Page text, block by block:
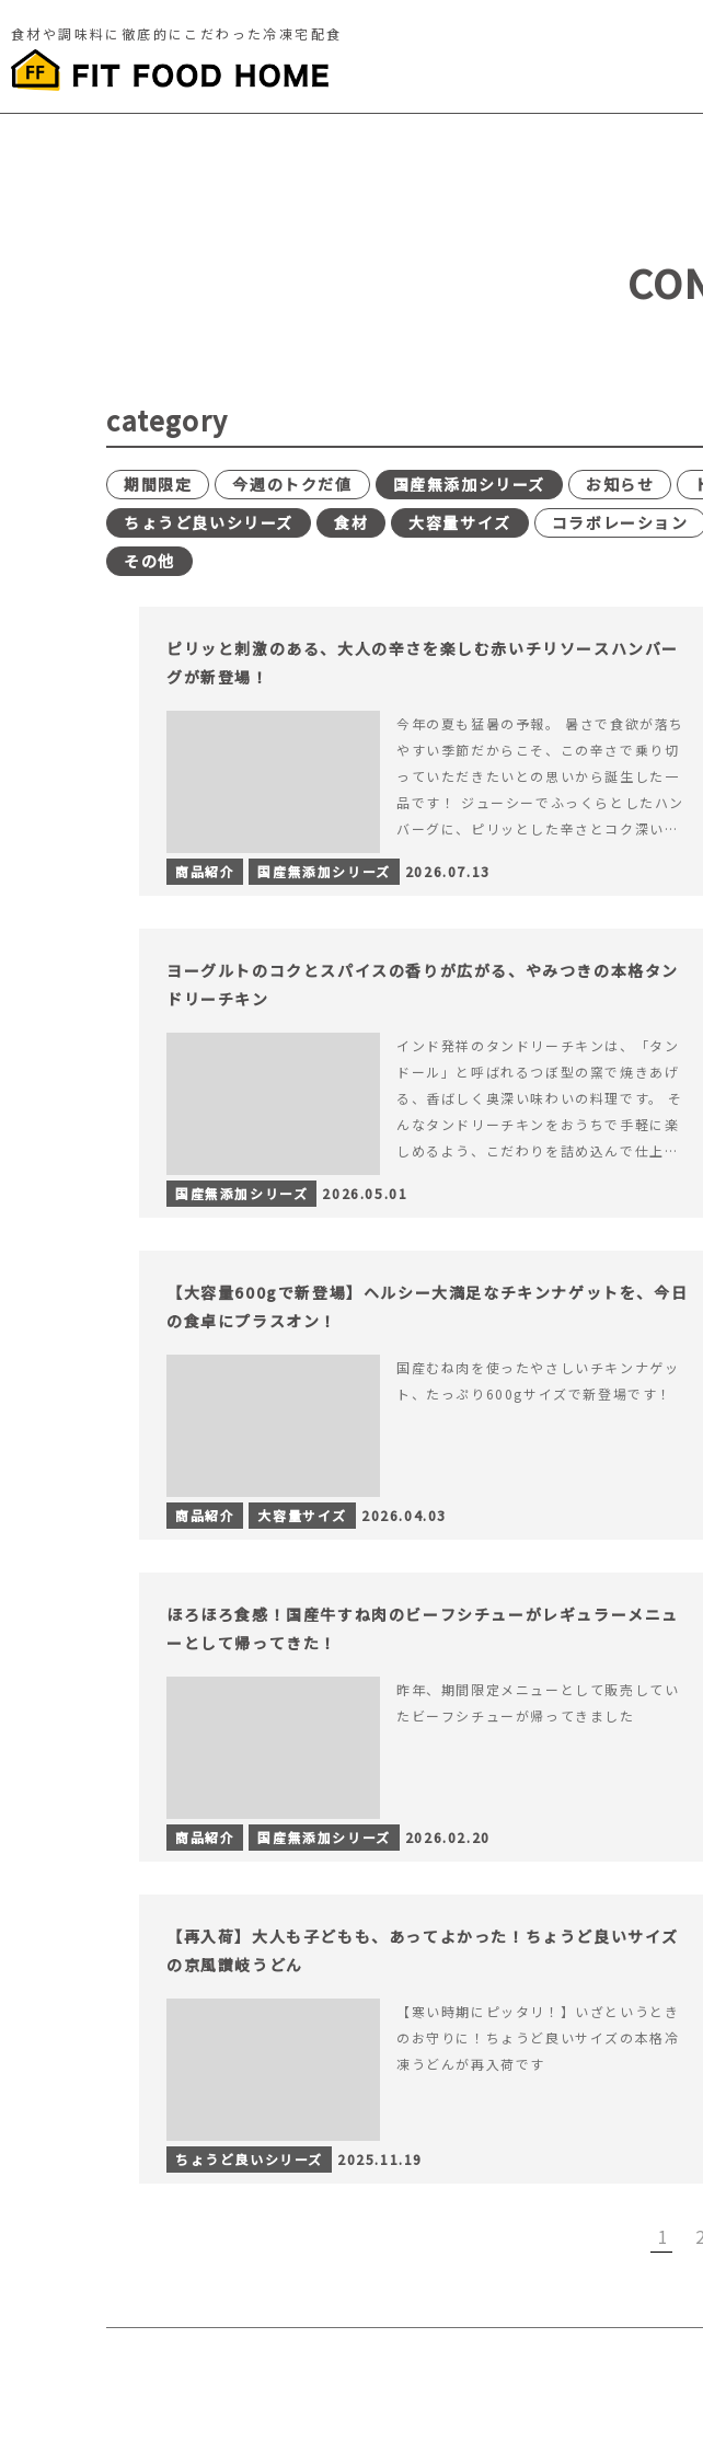
食材や調味料に徹底的にこだわった冷凍宅配食
category
期間限定 今週のトクだ値 国産無添加シリーズ お知らせ
ちょうど良いシリーズ
食材 大容量サイズ コラボレーション
その他
ピリッと刺激のある、大人の辛さを楽しむ赤いチリソースハンバー
グが新登場！
今年の夏も猛暑の予報。 暑さで食欲が落ち
やすい季節だからこそ、この辛さで乗り切
っていただきたいとの思いから誕生した一
品です！ ジューシーでふっくらとしたハン
バーグに、ピリッとした辛さとコク深い旨
みが楽しめる特製チリソース&hellip; 続き
を読む ピリッと刺激のある、大人の辛さを
商品紹介 国産無添加シリーズ 2026.07.13
ヨーグルトのコクとスパイスの香りが広がる、やみつきの本格タン
ドリーチキン
インド発祥のタンドリーチキンは、「タン
ドール」と呼ばれるつぼ型の窯で焼きあげ
る、香ばしく奥深い味わいの料理です。 そ
んなタンドリーチキンをおうちで手軽に楽
しめるよう、こだわりを詰め込んで仕上げ
を読む ヨーグルトのコクとスパイスの香り
国産無添加シリーズ 2026.05.01
【大容量600gで新登場】ヘルシー大満足なチキンナゲットを、今日
の食卓にプラスオン！
国産むね肉を使ったやさしいチキンナゲッ
ト、たっぷり600gサイズで新登場です！
商品紹介 大容量サイズ 2026.04.03
ほろほろ食感！国産牛すね肉のビーフシチューがレギュラーメニュ
ーとして帰ってきた！
昨年、期間限定メニューとして販売してい
たビーフシチューが帰ってきました
商品紹介 国産無添加シリーズ 2026.02.20
【再入荷】大人も子どもも、あってよかった！ちょうど良いサイズ
の京風讃岐うどん
【寒い時期にピッタリ！】いざというとき
のお守りに！ちょうど良いサイズの本格冷
凍うどんが再入荷です
ちょうど良いシリーズ 2025.11.19
1 2